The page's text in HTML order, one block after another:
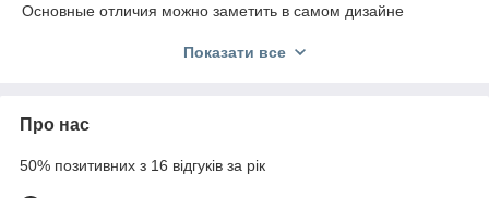
Основные отличия можно заметить в самом дизайне
тепловые витрины питаются от электрической сети 220В.
Стекло на витринах может быть прямое, а также выпуклое.
Конструкція теплового обладнання має вбудований
всередині вітрини на протязі всього часу роботи обладнання.
Показати все
Про нас
50% позитивних з 16 відгуків за рік